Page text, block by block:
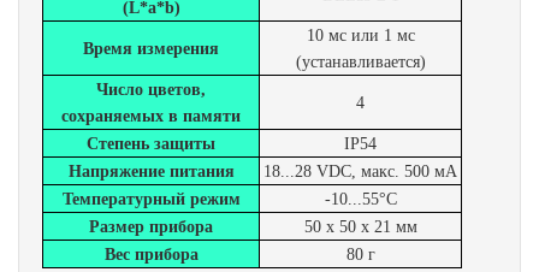
(L*a*b)
Время измерения
10 мс или 1 мс
(устанавливается)
Число цветов,
сохраняемых в памяти
4
Степень защиты
IP54
Напряжение питания
18...28 VDC, макс. 500 мА
Температурный режим
-10...55°C
Размер прибора
50 x 50 x 21 мм
Вес прибора
80 г